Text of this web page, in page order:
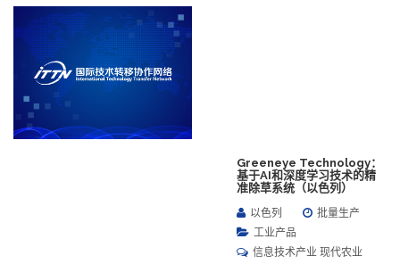
Greeneye Technology：
基于AI和深度学习技术的精
准除草系统（以色列）
以色列
批量生产
工业产品
信息技术产业 现代农业